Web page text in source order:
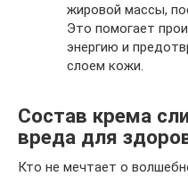
жировой массы,
Это помогает
энергию и
слоем кожи.
Состав крема
вреда для
Кто не мечтает о